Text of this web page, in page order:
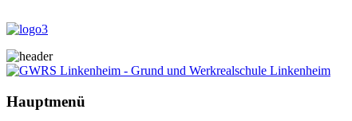
Hauptmenü